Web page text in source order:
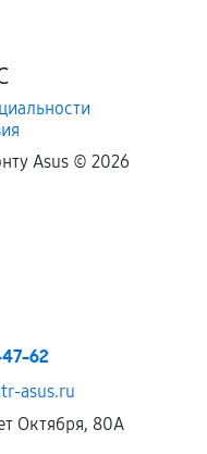
Asus © 2026
62
asus.ru
Октября, 80А